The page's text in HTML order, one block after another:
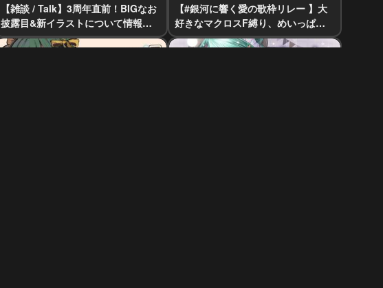
【雑談 / Talk】3周年直前！BIGなお
披露目&新イラストについて情報解
禁します💚初見さん大歓迎！ほのほ
のしていってね【 #もかん #vtuber
【#銀河に響く愛の歌枠リレー 】大
好きなマクロスF縛り、めいっぱい
の愛を歌に込めてお届けします！【
#もかん #vtuber #vsinger #歌枠 #k